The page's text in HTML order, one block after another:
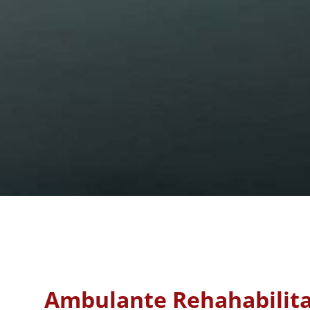
Ambulante